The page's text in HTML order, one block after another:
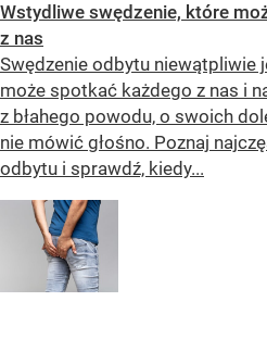
Wstydliwe swędzenie, które
z nas
Swędzenie odbytu niewątpliwie
może spotkać każdego z nas i
z błahego powodu, o swoich
nie mówić głośno. Poznaj
odbytu i sprawdź, kiedy...